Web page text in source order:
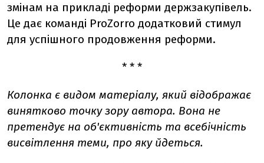
змінам на прикладі реформи держзакупівель.
Це дає команді ProZorro додатковий стимул
для успішного продовження реформи.
* * *
Колонка є видом матеріалу, який відображає
винятково точку зору автора. Вона не
претендує на об'єктивність та всебічність
висвітлення теми, про яку йдеться.